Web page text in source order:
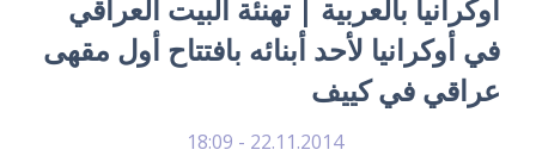
أوكرانيا بالعربية | تهنئة البيت العراقي
في أوكرانيا لأحد أبنائه بافتتاح أول مقهى
عراقي في كييف
22.11.2014 - 18:09